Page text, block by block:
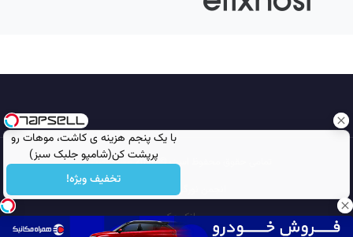
با یک پنجم هزینه ی کاشت، موهات رو
پرپشت کن(شامپو جلبک سبز)
تخفیف ویژه!
تمامی حقوق محفوظ است © 2026
مجله نورگرام
انجمن نورگرام
بانک عکس